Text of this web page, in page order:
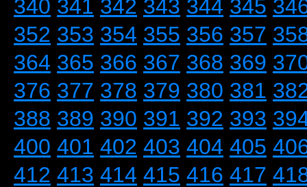
340 341 342 343 344 345
352 353 354 355 356 357
364 365 366 367 368 369
376 377 378 379 380 381
388 389 390 391 392 393
400 401 402 403 404 405
412 413 414 415 416 417